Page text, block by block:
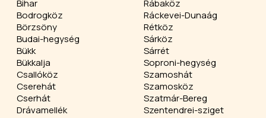
Bihar
Bodrogköz
Börzsöny
Budai-hegység
Bükk
Bükkalja
Csallóköz
Cserehát
Cserhát
Drávamellék
Rábaköz
Ráckevei-Dunaág
Rétköz
Sárköz
Sárrét
Soproni-hegység
Szamoshát
Szamosköz
Szatmár-Bereg
Szentendrei-sziget